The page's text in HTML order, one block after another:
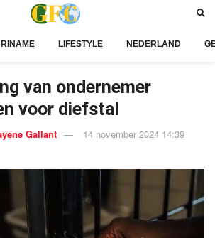
LIFESTYLE NEDERLAND
van ondernemer
voor diefstal
Gallant
14 november 2024 14:39